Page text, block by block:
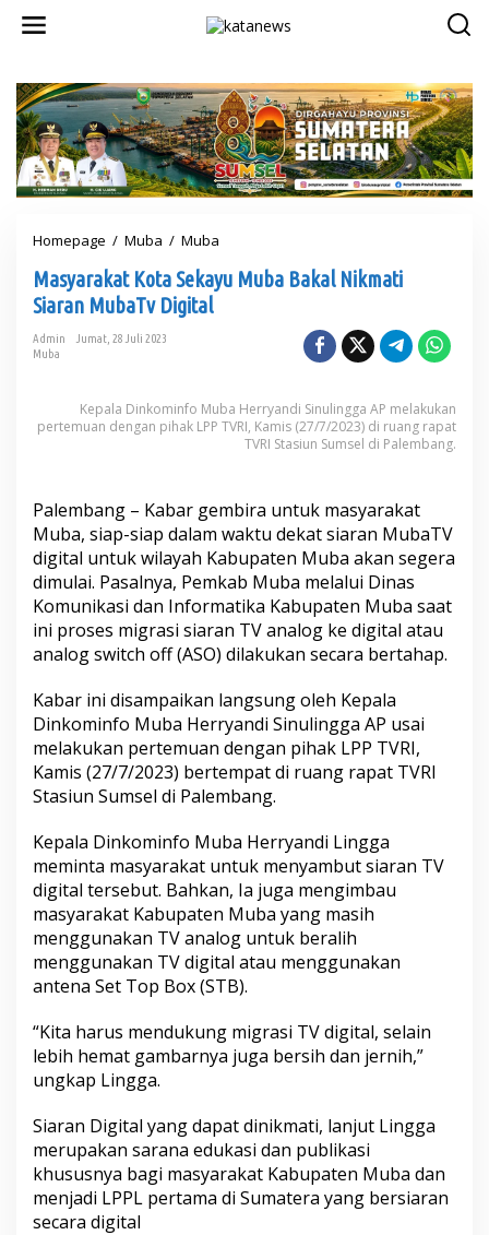
Homepage / Muba / Muba
s
t
K
S
e
k
a
y
u
M
u
a
B
a
k
a
l
k
m
a
t
S
i
a
a
n
M
a
T
D
i
Masyarakat Kota Sekayu Muba Bakal Nikmati
Siaran MubaTv Digital
Admin
Jumat, 28 Juli 2023
Muba
Kepala Dinkominfo Muba Herryandi Sinulingga AP melakukan
pertemuan dengan pihak LPP TVRI, Kamis (27/7/2023) di ruang rapat
TVRI Stasiun Sumsel di Palembang.
Palembang – Kabar gembira untuk masyarakat
Muba, siap-siap dalam waktu dekat siaran MubaTV
digital untuk wilayah Kabupaten Muba akan segera
dimulai. Pasalnya, Pemkab Muba melalui Dinas
Komunikasi dan Informatika Kabupaten Muba saat
ini proses migrasi siaran TV analog ke digital atau
analog switch off (ASO) dilakukan secara bertahap.
Kabar ini disampaikan langsung oleh Kepala
Dinkominfo Muba Herryandi Sinulingga AP usai
melakukan pertemuan dengan pihak LPP TVRI,
Kamis (27/7/2023) bertempat di ruang rapat TVRI
Stasiun Sumsel di Palembang.
Kepala Dinkominfo Muba Herryandi Lingga
meminta masyarakat untuk menyambut siaran TV
digital tersebut. Bahkan, Ia juga mengimbau
masyarakat Kabupaten Muba yang masih
menggunakan TV analog untuk beralih
menggunakan TV digital atau menggunakan
antena Set Top Box (STB).
“Kita harus mendukung migrasi TV digital, selain
lebih hemat gambarnya juga bersih dan jernih,”
ungkap Lingga.
Siaran Digital yang dapat dinikmati, lanjut Lingga
merupakan sarana edukasi dan publikasi
khususnya bagi masyarakat Kabupaten Muba dan
menjadi LPPL pertama di Sumatera yang bersiaran
secara digital